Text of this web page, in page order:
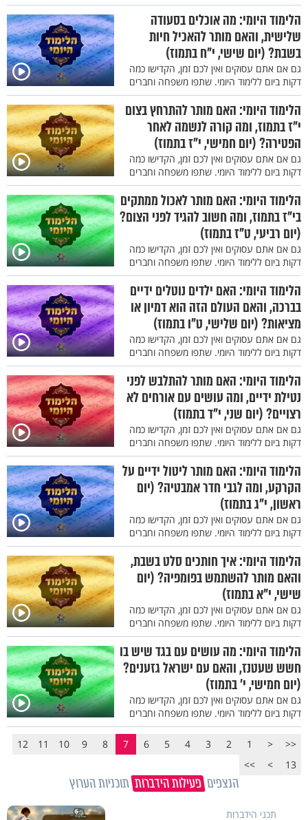
הלימוד היומי: מה אוכלים בסעודה
שלישית, והאם מותר להאכיל חיות
בשבת? (יום שישי, י"ח בתמוז)
גם אם אתם עסוקים ואין לכם זמן, הקדישו כמה
דקות ביום ללימוד היומי. שתפו משפחה וחברים
הלימוד היומי: האם מותר להתרחץ בצום
י"ז בתמוז, ומה קורה לנשמה לאחר
הפטירה? (יום חמישי, י"ז בתמוז)
גם אם אתם עסוקים ואין לכם זמן, הקדישו כמה
דקות ביום ללימוד היומי. שתפו משפחה וחברים
הלימוד היומי: האם מותר לאכול ממתקים
בי"ז בתמוז, ומה חשוב להגיד לפני הצום?
(יום רביעי, ט"ז בתמוז)
גם אם אתם עסוקים ואין לכם זמן, הקדישו כמה
דקות ביום ללימוד היומי. שתפו משפחה וחברים
הלימוד היומי: האם ילדים נוטלים ידיים
בברכה, והאם העולם הזה הוא דמיון או
מציאות? (יום שלישי, ט"ו בתמוז)
גם אם אתם עסוקים ואין לכם זמן, הקדישו כמה
דקות ביום ללימוד היומי. שתפו משפחה וחברים
הלימוד היומי: האם מותר להתלבש לפני
נטילת ידיים, ומה עושים עם אורחים לא
רצויים? (יום שני, י"ד בתמוז)
גם אם אתם עסוקים ואין לכם זמן, הקדישו כמה
דקות ביום ללימוד היומי. שתפו משפחה וחברים
הלימוד היומי: האם מותר ליטול ידיים על
הקרקע, ומה לגבי חדר אמבטיה? (יום
ראשון, י"ג בתמוז)
גם אם אתם עסוקים ואין לכם זמן, הקדישו כמה
דקות ביום ללימוד היומי. שתפו משפחה וחברים
הלימוד היומי: איך חותכים סלט בשבת,
והאם מותר להשתמש בפומפיה? (יום
שישי, י"א בתמוז)
גם אם אתם עסוקים ואין לכם זמן, הקדישו כמה
דקות ביום ללימוד היומי. שתפו משפחה וחברים
הלימוד היומי: מה עושים עם בגד שיש בו
חשש שעטנז, והאם עם ישראל גזענים?
(יום חמישי, י' בתמוז)
גם אם אתם עסוקים ואין לכם זמן, הקדישו כמה
דקות ביום ללימוד היומי. שתפו משפחה וחברים
<<
<
1
2
3
4
5
6
7
8
9
10
11
12
13
>
>>
הנצפים פעילות הידברות תוכניות הערוץ
תכני הידברות